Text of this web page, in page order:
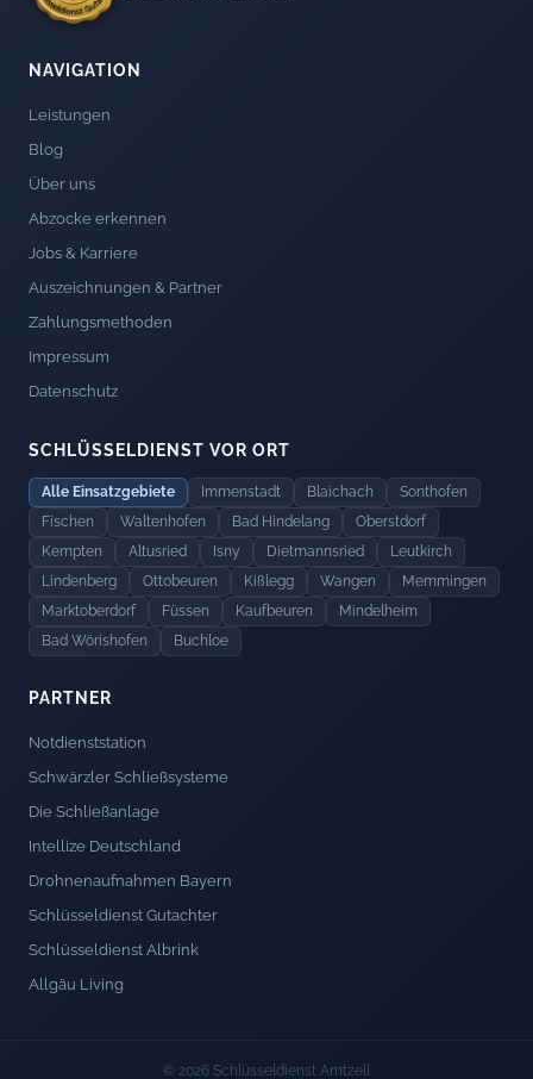
NAVIGATION
Leistungen
Blog
Über uns
Abzocke erkennen
Jobs & Karriere
Auszeichnungen & Partner
Zahlungsmethoden
Impressum
Datenschutz
SCHLÜSSELDIENST VOR ORT
Alle Einsatzgebiete Immenstadt Blaichach
Sonthofen
Fischen
Waltenhofen Bad Hindelang
Oberstdorf
Kempten
Altusried Isny Dietmannsried
Leutkirch
Lindenberg
Ottobeuren Kißlegg Wangen
Memmingen
Marktoberdorf
Füssen Kaufbeuren
Mindelheim
Bad Wörishofen
Buchloe
PARTNER
Notdienststation
Schwärzler Schließsysteme
Die Schließanlage
Intellize Deutschland
Drohnenaufnahmen Bayern
Schlüsseldienst Gutachter
Schlüsseldienst Albrink
Allgäu Living
© 2026 Schlüsseldienst Amtzell